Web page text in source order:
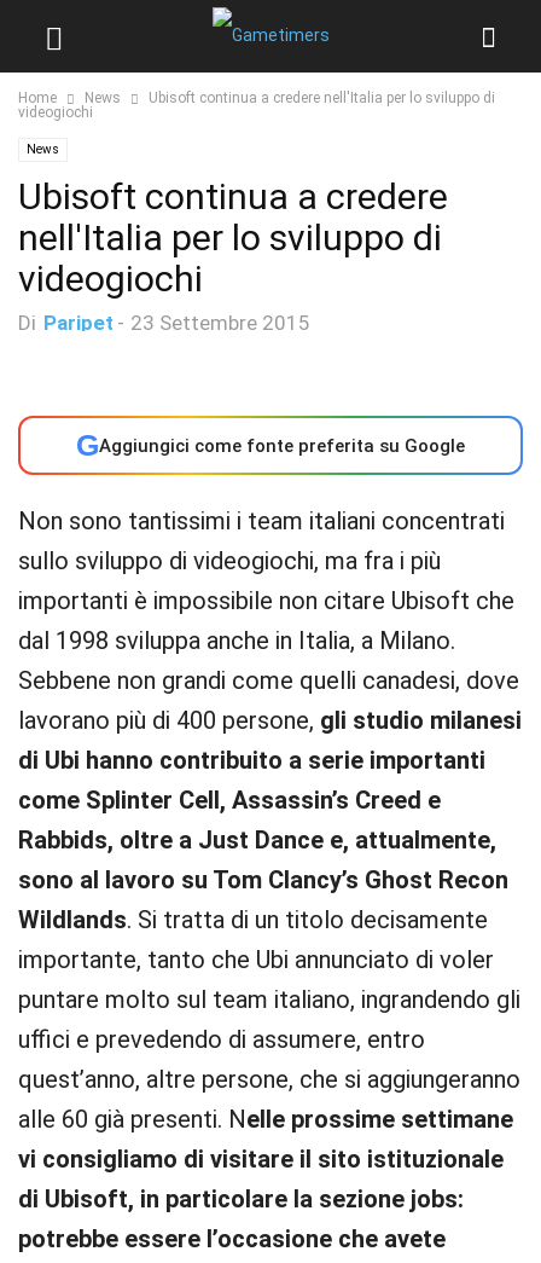
Home News
Ubisoft continua a credere nell'Italia per lo sviluppo di
videogiochi
News
Ubisoft continua a credere
nell'Italia per lo sviluppo di
videogiochi
Di Paripet - 23 Settembre 2015
GAggiungici come fonte preferita su Google
Non sono tantissimi i team italiani concentrati
sullo sviluppo di videogiochi, ma fra i più
importanti è impossibile non citare Ubisoft che
dal 1998 sviluppa anche in Italia, a Milano.
Sebbene non grandi come quelli canadesi, dove
lavorano più di 400 persone, gli studio milanesi
di Ubi hanno contribuito a serie importanti
come Splinter Cell, Assassin’s Creed e
Rabbids, oltre a Just Dance e, attualmente,
sono al lavoro su Tom Clancy’s Ghost Recon
Wildlands. Si tratta di un titolo decisamente
importante, tanto che Ubi annunciato di voler
puntare molto sul team italiano, ingrandendo gli
uffici e prevedendo di assumere, entro
quest’anno, altre persone, che si aggiungeranno
alle 60 già presenti. Nelle prossime settimane
vi consigliamo di visitare il sito istituzionale
di Ubisoft, in particolare la sezione jobs:
potrebbe essere l’occasione che avete